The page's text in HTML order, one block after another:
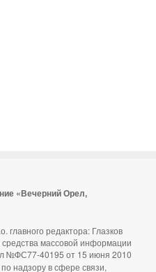
«Вечерний Орел,
главного редактора: Глазков
массовой информации
№ФС77-40195 от 15 июня 2010
надзору в сфере связи,